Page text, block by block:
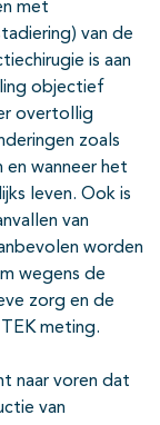
met
van de
is aan
objectief
overtollig
zoals
en wanneer het
leven. Ook is
van
worden
wegens de
zorg en de
meting.
naar voren dat
van